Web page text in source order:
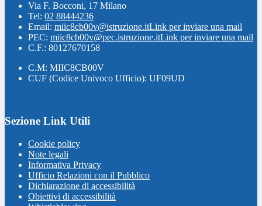
Via F. Bocconi, 17 Milano
Tel: 02 88444236
Email: miic8cb00v@istruzione.itLink per inviare una mail
PEC: miic8cb00v@pec.istruzione.itLink per inviare una mail
C.F.: 80127670158
C.M: MIIC8CB00V
CUF (Codice Univoco Ufficio): UF09UD
Sezione Link Utili
Cookie policy
Note legali
Informativa Privacy
Ufficio Relazioni con il Pubblico
Dichiarazione di accessibilità
Obiettivi di accessibilità